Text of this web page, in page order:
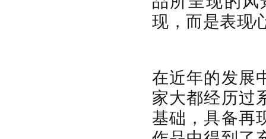
现，而是表现
在近年的发展
家大都经历过
基础，具备再